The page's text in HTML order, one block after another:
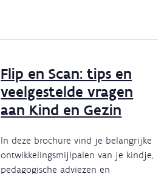
Flip en Scan: tips en
veelgestelde vragen
aan Kind en Gezin
In deze brochure vind je belangrijke
ontwikkelingsmijlpalen van je kindje,
pedagogische adviezen en